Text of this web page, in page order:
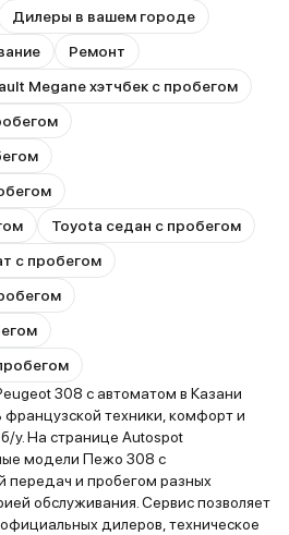
Дилеры в вашем городе
Ремонт
Megane хэтчбек с пробегом
Toyota седан с пробегом
с пробегом
308 с автоматом в Казани
техники, комфорт и
у. На странице Autospot
модели Пежо 308 с
передач и пробегом разных
обслуживания. Сервис позволяет
дилеров, техническое